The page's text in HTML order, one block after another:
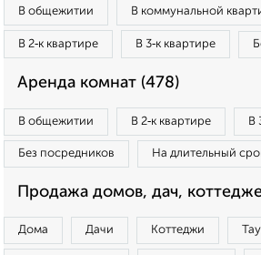
В общежитии В коммунальной
В 2‑к квартире В 3‑к квартире
Аренда комнат (478)
В общежитии В 2‑к квартире В
Без посредников На длительный
Продажа домов, дач,
Дома Дачи Коттеджи